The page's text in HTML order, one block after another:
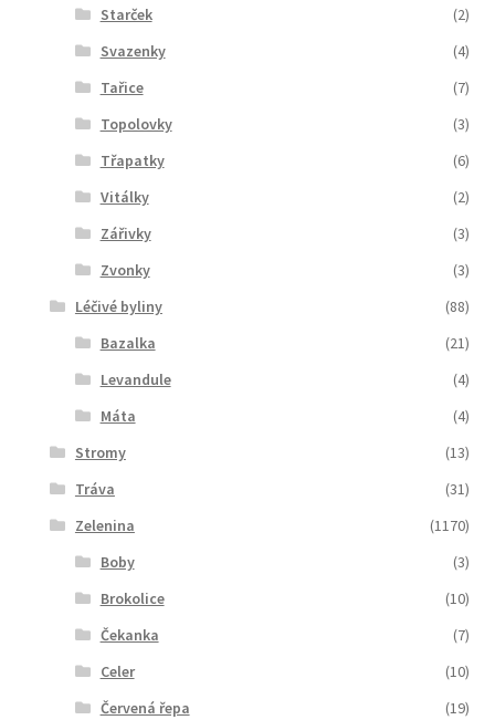
Starček
(2)
Svazenky
(4)
Tařice
(7)
Topolovky
(3)
Třapatky
(6)
Vitálky
(2)
Zářivky
(3)
Zvonky
(3)
Léčivé byliny
(88)
Bazalka
(21)
Levandule
(4)
Máta
(4)
Stromy
(13)
Tráva
(31)
Zelenina
(1170)
Boby
(3)
Brokolice
(10)
Čekanka
(7)
Celer
(10)
Červená řepa
(19)